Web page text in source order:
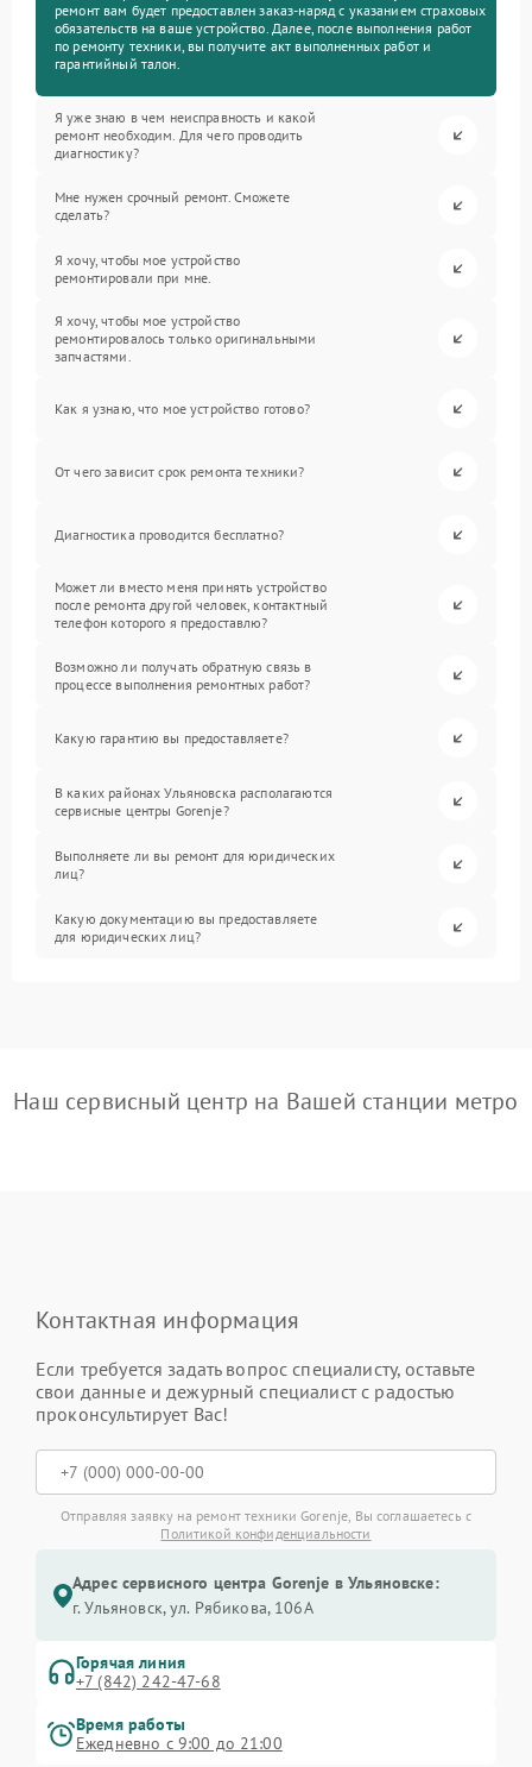
ремонт вам будет предоставлен заказ-наряд с указанием страховых
обязательств на ваше устройство. Далее, после выполнения работ
по ремонту техники, вы получите акт выполненных работ и
гарантийный талон.
Я уже знаю в чем неисправность и какой
ремонт необходим. Для чего проводить
диагностику?
Мне нужен срочный ремонт. Сможете
сделать?
Я хочу, чтобы мое устройство
ремонтировали при мне.
Я хочу, чтобы мое устройство
ремонтировалось только оригинальными
запчастями.
Как я узнаю, что мое устройство готово?
От чего зависит срок ремонта техники?
Диагностика проводится бесплатно?
Может ли вместо меня принять устройство
после ремонта другой человек, контактный
телефон которого я предоставлю?
Возможно ли получать обратную связь в
процессе выполнения ремонтных работ?
Какую гарантию вы предоставляете?
В каких районах Ульяновска располагаются
сервисные центры Gorenje?
Выполняете ли вы ремонт для юридических
лиц?
Какую документацию вы предоставляете
для юридических лиц?
Наш сервисный центр на Вашей станции метро
Контактная информация
Если требуется задать вопрос специалисту, оставьте
свои данные и дежурный специалист с радостью
проконсультирует Вас!
Отправляя заявку на ремонт техники Gorenje, Вы соглашаетесь с
Политикой конфиденциальности
Адрес сервисного центра Gorenje в Ульяновске:
г. Ульяновск, ул. Рябикова, 106А
Горячая линия
+7 (842) 242-47-68
Время работы
Ежедневно с 9:00 до 21:00